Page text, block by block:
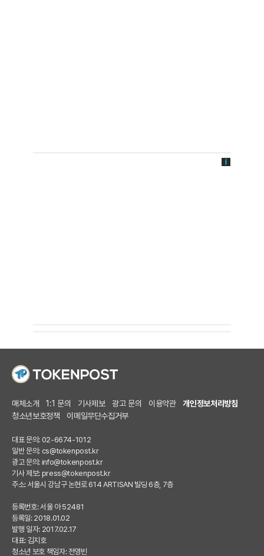
매체소개 1:1 문의 기사제보 광고 문의 이용약관
개인정보처리방침
청소년보호정책
이메일무단수집거부
대표 문의: 02-6674-1012
일반 문의: cs@tokenpost.kr
광고 문의: info@tokenpost.kr
기사 제보: press@tokenpost.kr
주소: 서울시 강남구 논현로 614 ARTISAN 빌딩 6층, 7층
등록번호: 서울 아 52481
등록일: 2018.01.02
발행 일자: 2017.02.17
대표: 김지호
청소년 보호 책임자: 전영빈